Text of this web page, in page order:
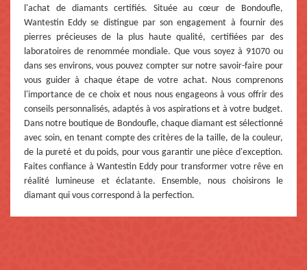
l'achat de diamants certifiés. Située au cœur de Bondoufle,
Wantestin Eddy se distingue par son engagement à fournir des
pierres précieuses de la plus haute qualité, certifiées par des
laboratoires de renommée mondiale. Que vous soyez à 91070 ou
dans ses environs, vous pouvez compter sur notre savoir-faire pour
vous guider à chaque étape de votre achat. Nous comprenons
l'importance de ce choix et nous nous engageons à vous offrir des
conseils personnalisés, adaptés à vos aspirations et à votre budget.
Dans notre boutique de Bondoufle, chaque diamant est sélectionné
avec soin, en tenant compte des critères de la taille, de la couleur,
de la pureté et du poids, pour vous garantir une pièce d'exception.
Faites confiance à Wantestin Eddy pour transformer votre rêve en
réalité lumineuse et éclatante. Ensemble, nous choisirons le
diamant qui vous correspond à la perfection.